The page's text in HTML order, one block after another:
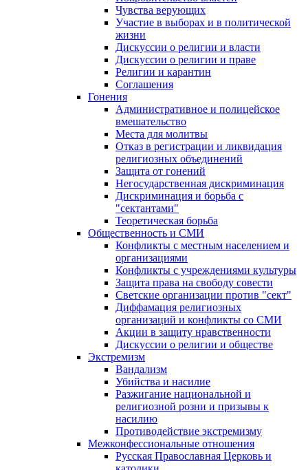
Чувства верующих
Участие в выборах и в политической
жизни
Дискуссии о религии и власти
Дискуссии о религии и праве
Религии и карантин
Соглашения
Гонения
Административное и полицейское
вмешательство
Места для молитвы
Отказ в регистрации и ликвидация
религиозных объединений
Защита от гонений
Негосударственная дискриминация
Дискриминация и борьба с
"сектантами"
Теоретическая борьба
Общественность и СМИ
Конфликты с местным населением и
организациями
Конфликты с учреждениями культуры
Защита права на свободу совести
Светские организации против "сект"
Диффамация религиозных
организаций и конфликты со СМИ
Акции в защиту нравственности
Дискуссии о религии и обществе
Экстремизм
Вандализм
Убийства и насилие
Разжигание национальной и
религиозной розни и призывы к
насилию
Противодействие экстремизму
Межконфессиональные отношения
Русская Православная Церковь и